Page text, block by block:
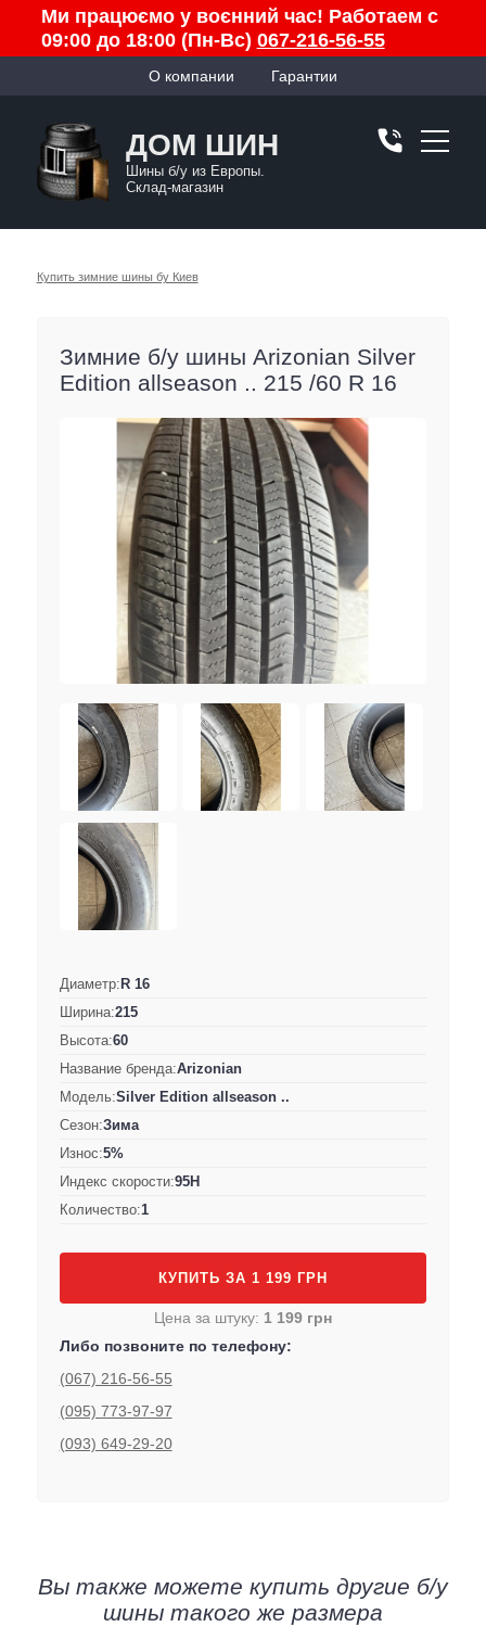
Ми працюємо у воєнний час! Работаем с
09:00 до 18:00 (Пн-Вс) 067-216-56-55
О компании Гарантии
ДОМ ШИН
Шины б/у из Европы.
Склад-магазин
Купить зимние шины бу Киев
Зимние б/у шины Arizonian Silver
Edition allseason .. 215 /60 R 16
Диаметр:R 16
Ширина:215
Высота:60
Название бренда:Arizonian
Модель:Silver Edition allseason ..
Сезон:Зима
Износ:5%
Индекс скорости:95H
Количество:1
КУПИТЬ ЗА 1 199 ГРН
Цена за штуку: 1 199 грн
Либо позвоните по телефону:
(067) 216-56-55
(095) 773-97-97
(093) 649-29-20
Вы также можете купить другие б/у
шины такого же размера